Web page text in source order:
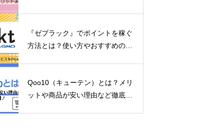
『ゼブラック』でポイントを稼ぐ
方法とは？使い方やおすすめのマ
Qoo10（キューテン）とは？メリ
ットや商品が安い理由など徹底解